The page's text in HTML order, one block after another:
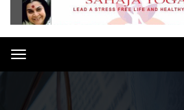
Toggle
navigation